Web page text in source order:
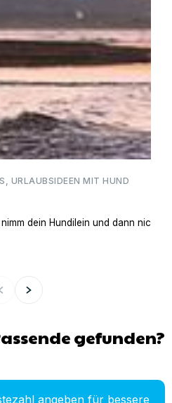
URLAUBSIDEEN MIT HUND
dein Hundilein und dann nichts
gefunden?
angeben für bessere